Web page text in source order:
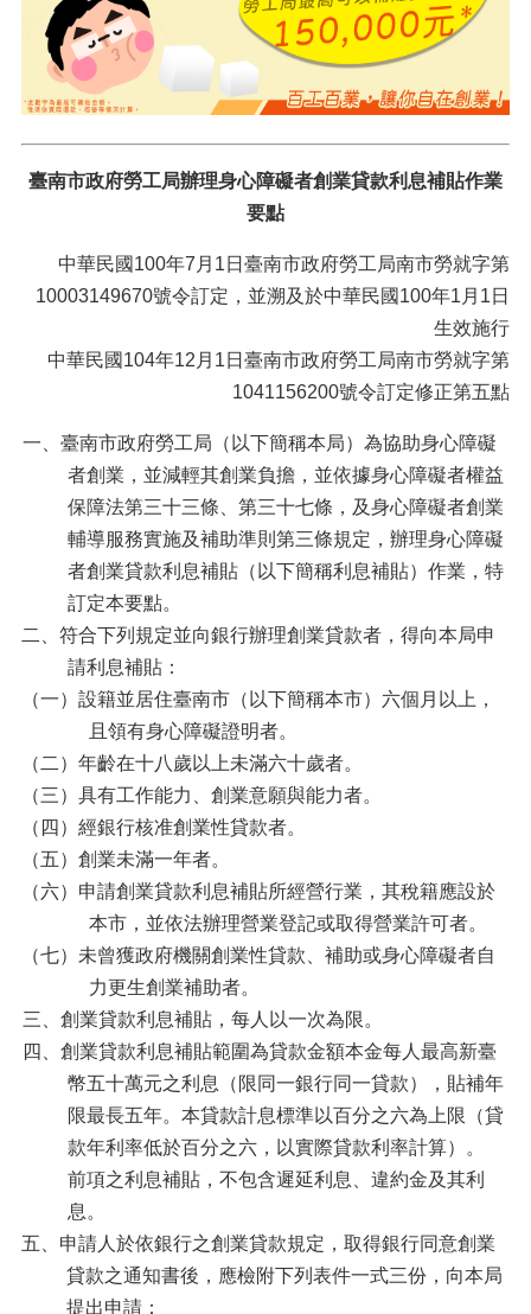
臺南市政府勞工局辦理身心障礙者創業貸款利息補貼作業
要點
中華民國100年7月1日臺南市政府勞工局南市勞就字第
10003149670號令訂定，並溯及於中華民國100年1月1日
生效施行
中華民國104年12月1日臺南市政府勞工局南市勞就字第
1041156200號令訂定修正第五點
一、臺南市政府勞工局（以下簡稱本局）為協助身心障礙
者創業，並減輕其創業負擔，並依據身心障礙者權益
保障法第三十三條、第三十七條，及身心障礙者創業
輔導服務實施及補助準則第三條規定，辦理身心障礙
者創業貸款利息補貼（以下簡稱利息補貼）作業，特
訂定本要點。
二、符合下列規定並向銀行辦理創業貸款者，得向本局申
請利息補貼：
（一）設籍並居住臺南市（以下簡稱本市）六個月以上，
且領有身心障礙證明者。
（二）年齡在十八歲以上未滿六十歲者。
（三）具有工作能力、創業意願與能力者。
（四）經銀行核准創業性貸款者。
（五）創業未滿一年者。
（六）申請創業貸款利息補貼所經營行業，其稅籍應設於
本市，並依法辦理營業登記或取得營業許可者。
（七）未曾獲政府機關創業性貸款、補助或身心障礙者自
力更生創業補助者。
三、創業貸款利息補貼，每人以一次為限。
四、創業貸款利息補貼範圍為貸款金額本金每人最高新臺
幣五十萬元之利息（限同一銀行同一貸款），貼補年
限最長五年。本貸款計息標準以百分之六為上限（貸
款年利率低於百分之六，以實際貸款利率計算）。
前項之利息補貼，不包含遲延利息、違約金及其利
息。
五、申請人於依銀行之創業貸款規定，取得銀行同意創業
貸款之通知書後，應檢附下列表件一式三份，向本局
提出申請：